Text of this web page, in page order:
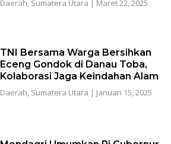
Daerah, Sumatera Utara | Maret 22, 2025
TNI Bersama Warga Bersihkan
Eceng Gondok di Danau Toba,
Kolaborasi Jaga Keindahan Alam
Daerah, Sumatera Utara | Januari 15, 2025